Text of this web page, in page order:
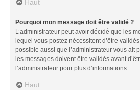
Haut
Pourquoi mon message doit être validé ?
L’administrateur peut avoir décidé que les
lequel vous postez nécessitent d’être
possible aussi que l’administrateur vous ait
les messages doivent être validés avant
l’administrateur pour plus d’informations.
Haut